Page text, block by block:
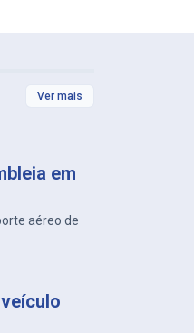
Ver mais
em
aéreo de